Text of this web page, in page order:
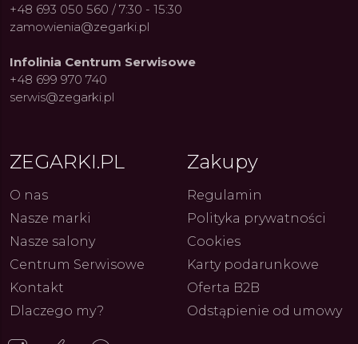
27.07.2026 ZEGARKI.PL 4.08.2026
+48 693 050 560 / 7:30 - 15:30
zamowienia@zegarki.pl
Infolinia Centrum Serwisowe
+48 699 970 740
serwis@zegarki.pl
ZEGARKI.PL
O nas
Nasze marki
Nasze salony
Centrum Serwisowe
Kontakt
Dlaczego my?
Zakupy
Regulamin
Polityka prywatności
Cookies
Karty podarunkowe
Oferta B2B
Odstąpienie od umowy